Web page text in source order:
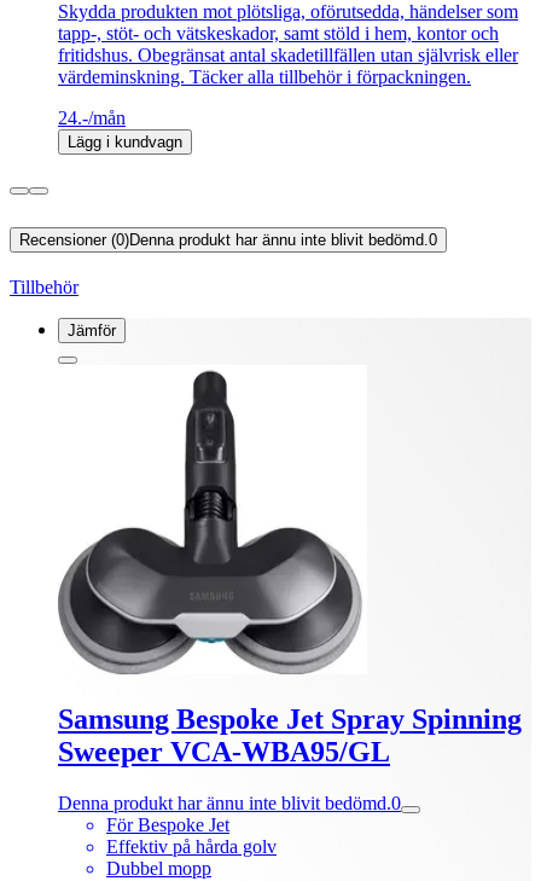
Skydda produkten mot plötsliga, oförutsedda, händelser som
tapp-, stöt- och vätskeskador, samt stöld i hem, kontor och
fritidshus. Obegränsat antal skadetillfällen utan självrisk eller
värdeminskning. Täcker alla tillbehör i förpackningen.
24.-/mån
Lägg i kundvagn
Recensioner (0)Denna produkt har ännu inte blivit bedömd.0
Tillbehör
Jämför
Samsung Bespoke Jet Spray Spinning
Sweeper VCA-WBA95/GL
Denna produkt har ännu inte blivit bedömd.0
För Bespoke Jet
Effektiv på hårda golv
Dubbel mopp